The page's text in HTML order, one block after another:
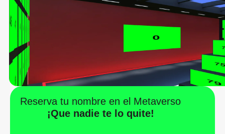
Reserva tu nombre en el Metaverso
¡Que nadie te lo quite!